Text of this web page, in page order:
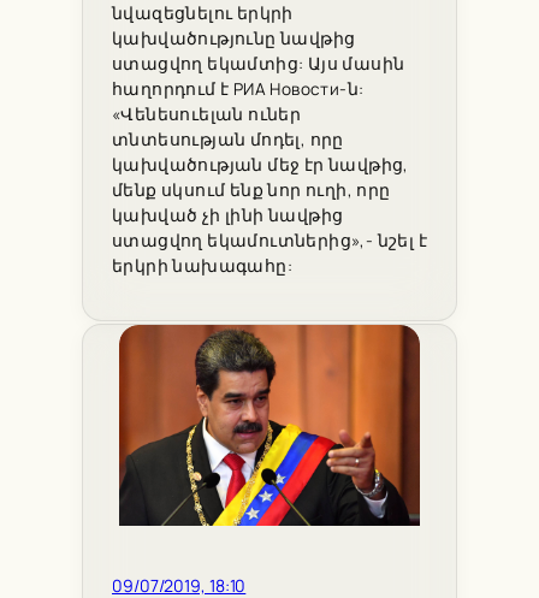
նվազեցնելու երկրի
կախվածությունը նավթից
ստացվող եկամտից: Այս մասին
հաղորդում է РИА Новости-ն:
«Վենեսուելան ուներ
տնտեսության մոդել, որը
կախվածության մեջ էր նավթից,
մենք սկսում ենք նոր ուղի, որը
կախված չի լինի նավթից
ստացվող եկամուտներից»,- նշել է
երկրի նախագահը:
09/07/2019, 18:10